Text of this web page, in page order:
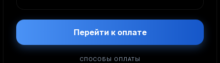
Перейти к оплате
СПОСОБЫ ОПЛАТЫ